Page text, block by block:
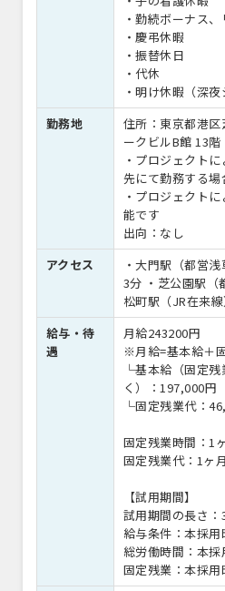
・勤続ボーナス
・慶弔休暇
・振替休日
・代休
・明け休暇（深夜
勤務地
住所：東京都港
ークビルB館 13階
・プロジェクト
先にて勤務する
・プロジェクト
能です
出向：なし
アクセス
・大門駅（都営
3分 ・芝公園駅
松町駅（JR在来
給与・待
遇
月給243200円
※月給=基本給＋
└基本給（固定
く）：197,000円
└固定残業代：
固定残業時間：1
固定残業代：1ヶ
【試用期間】
試用期間の長さ：
給与条件：本採用
総労働時間：本
固定残業：本採用